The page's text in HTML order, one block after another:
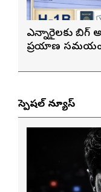
ఎన్నారైలకు బిగ్
ప్రయాణ సమయంలో
స్పెషల్ న్యూస్